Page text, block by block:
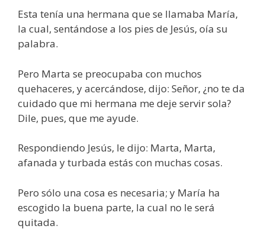
Esta tenía una hermana que se llamaba María,
la cual, sentándose a los pies de Jesús, oía su
palabra.
Pero Marta se preocupaba con muchos
quehaceres, y acercándose, dijo: Señor, ¿no te da
cuidado que mi hermana me deje servir sola?
Dile, pues, que me ayude.
Respondiendo Jesús, le dijo: Marta, Marta,
afanada y turbada estás con muchas cosas.
Pero sólo una cosa es necesaria; y María ha
escogido la buena parte, la cual no le será
quitada.